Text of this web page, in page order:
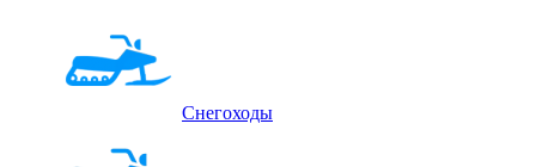
Снегоходы